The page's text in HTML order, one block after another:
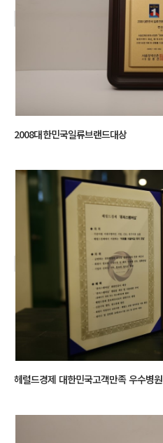
2008대한민국일류브랜드대상
헤럴드경제 대한민국고객만족 우수병원